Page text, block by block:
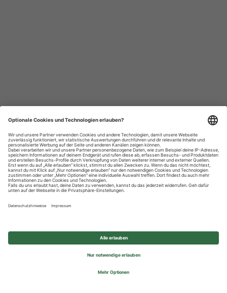
Datenschutzhinweise
Impressum
Privatsphäre-Einstellungen
© 2026 REWE Group - All rights reserved